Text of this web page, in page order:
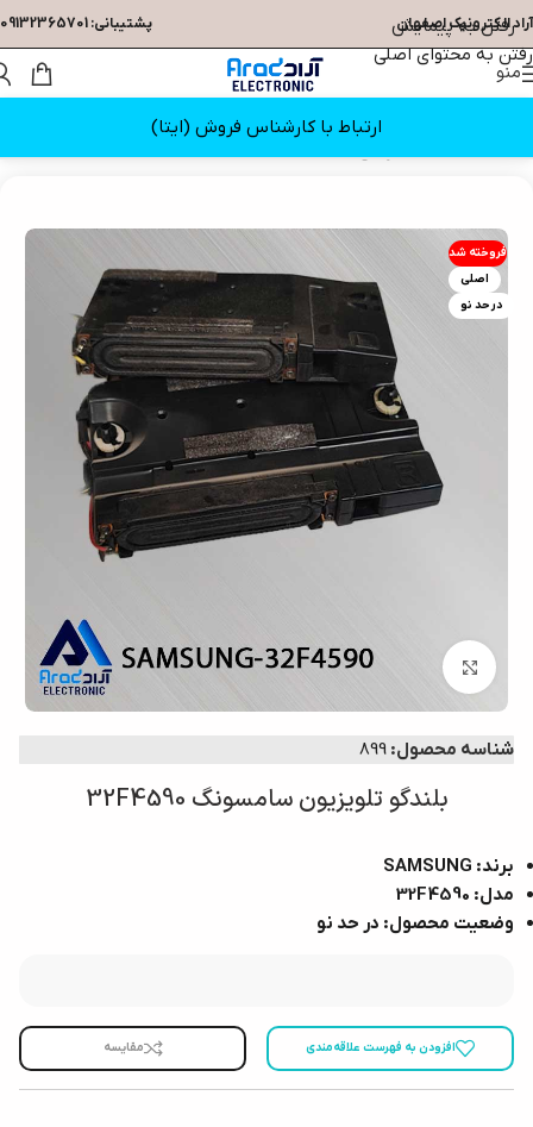
رفتن به پیمایش
رفتن به محتوای اصلی
آراد الکترونیک اصفهان پشتیبانی: 09132365701
منو
ارتباط با کارشناس فروش (ایتا)
فروخته شد
اصلی
در حد نو
برای بزرگ‌نمایی کلیک کنید
شناسه محصول: 899
بلندگو تلویزیون سامسونگ 32F4590
برند: SAMSUNG
مدل: 32F4590
وضعیت محصول: در حد نو
افزودن به فهرست علاقه‌مندی مقایسه